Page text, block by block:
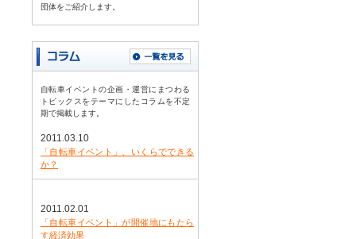
団体をご紹介します。
自転車イベントの企画・運営にまつわる
トピックスをテーマにしたコラムを不定
期で掲載します。
2011.03.10
「自転車イベント」、いくらでできる
か？
2011.02.01
「自転車イベント」が開催地にもたら
す経済効果